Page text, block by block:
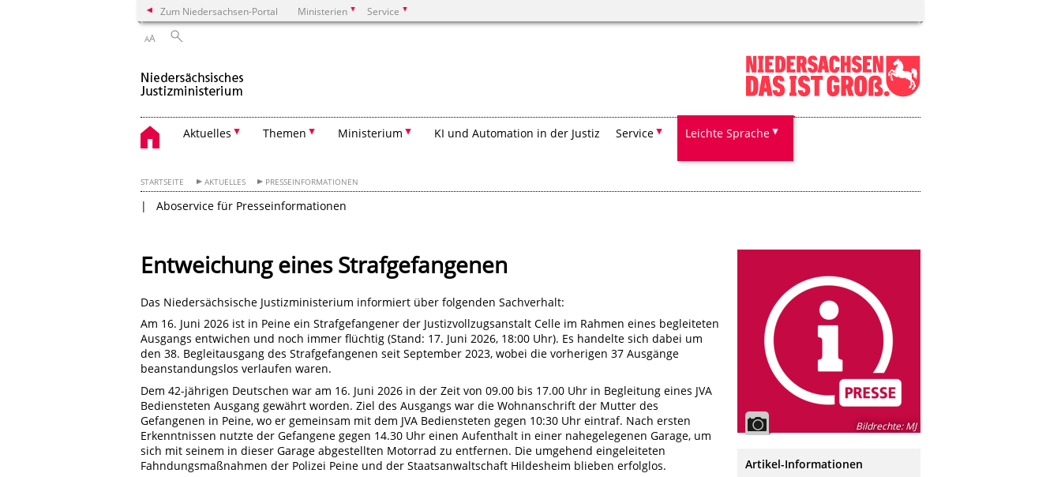
Zum Niedersachsen-Portal Ministerien Service
AA
Aktuelles Themen Ministerium KI und Automation in der Justiz Service Leichte Sprache
STARTSEITE AKTUELLES PRESSEINFORMATIONEN
Aboservice für Presseinformationen
Entweichung eines Strafgefangenen
Das Niedersächsische Justizministerium informiert über folgenden Sachverhalt:
Am 16. Juni 2026 ist in Peine ein Strafgefangener der Justizvollzugsanstalt Celle im Rahmen eines begleiteten
Ausgangs entwichen und noch immer flüchtig (Stand: 17. Juni 2026, 18:00 Uhr). Es handelte sich dabei um
den 38. Begleitausgang des Strafgefangenen seit September 2023, wobei die vorherigen 37 Ausgänge
beanstandungslos verlaufen waren.
Dem 42-jährigen Deutschen war am 16. Juni 2026 in der Zeit von 09.00 bis 17.00 Uhr in Begleitung eines JVA
Bediensteten Ausgang gewährt worden. Ziel des Ausgangs war die Wohnanschrift der Mutter des
Gefangenen in Peine, wo er gemeinsam mit dem JVA Bediensteten gegen 10:30 Uhr eintraf. Nach ersten
Erkenntnissen nutzte der Gefangene gegen 14.30 Uhr einen Aufenthalt in einer nahegelegenen Garage, um
sich mit seinem in dieser Garage abgestellten Motorrad zu entfernen. Die umgehend eingeleiteten
Fahndungsmaßnahmen der Polizei Peine und der Staatsanwaltschaft Hildesheim blieben erfolglos.
Bildrechte:MJ
Artikel-Informationen